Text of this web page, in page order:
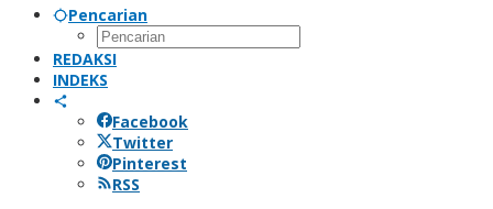
Pencarian
REDAKSI
INDEKS
Facebook
Twitter
Pinterest
RSS